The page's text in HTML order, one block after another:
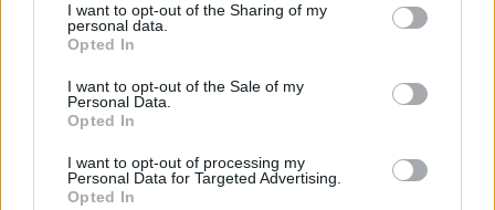
I want to opt-out of the Sharing of my
personal data.
Opted In
I want to opt-out of the Sale of my
Personal Data.
Opted In
I want to opt-out of processing my
Personal Data for Targeted Advertising.
Opted In
júl 2024
jún 2024
apríl 2024
február 2024